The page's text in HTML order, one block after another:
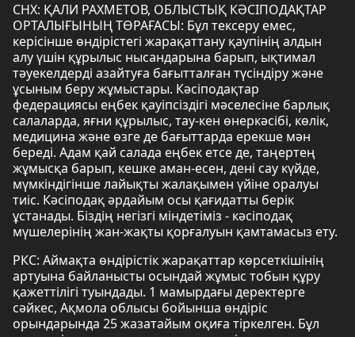
СНХ: ҚАЛИ РАХМЕТОВ, ОБЛЫСТЫҚ КӘСІПОДАҚТАР
ОРТАЛЫҒЫНЫҢ ТӨРАҒАСЫ: Бұл тексеру емес,
керісінше өндірістегі жарақаттану қаупінің алдын
алу үшін құрылыс нысандарына барып, ықтимал
тәуекелдерді азайтуға бағытталған түсіндіру және
ұсыным беру жұмыстары. Кәсіподақтар
федерациясы еңбек қауіпсіздігі мәселесіне барлық
салаларда, яғни құрылыс, тау-кен өнеркәсібі, көлік,
медицина және өзге де бағыттарда ерекше мән
береді. Адам қай салада еңбек етсе де, таңертең
жұмысқа барып, кешке аман-есен, дені сау күйде,
мүмкіндігінше лайықты жалақымен үйіне оралуы
тиіс. Кәсіподақ әрдайым осы қағидатты берік
ұстанады. Біздің негізгі міндетіміз - кәсіподақ
мүшелерінің жан-жақты қорғалуын қамтамасыз ету.
РКС: Аймақта өндірістік жарақаттар көрсеткішінің
артуына байланысты осындай жұмыс тобын құру
қажеттілігі туындады. 1 мамырдағы деректерге
сәйкес, Ақмола облысы бойынша өндіріс
орындарында 25 жазатайым оқиға тіркелген. Бұл